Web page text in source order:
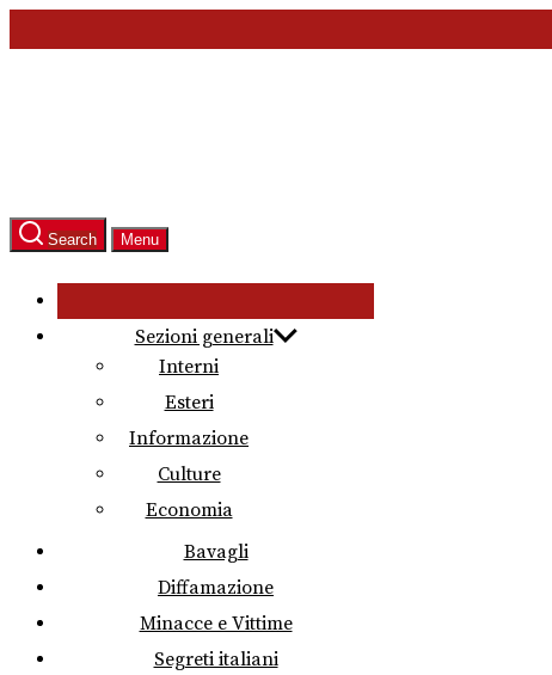
to
Search Menu
Sezioni generali
Interni
Esteri
Informazione
Culture
Economia
Bavagli
Diffamazione
Minacce e Vittime
Segreti italiani